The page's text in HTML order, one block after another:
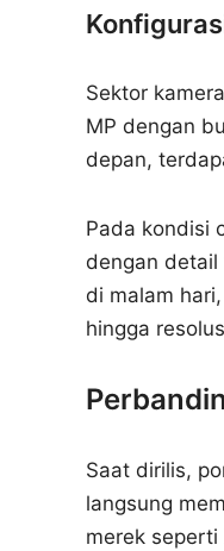
Sektor
MP dengan
depan,
Pada kondisi
dengan
di malam
hingga
Saat dirilis,
langsung
merek seperti